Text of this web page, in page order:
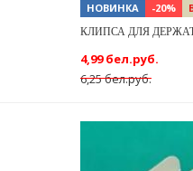
НОВИНКА -20%
КЛИПСА ДЛЯ
6,25 бел.руб.
4,99 бел.руб.